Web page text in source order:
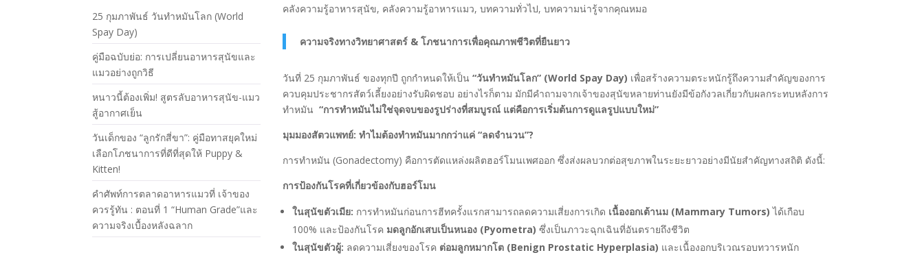
25 กุมภาพันธ์ วันทำหมันโลก (World
Spay Day)
คู่มือฉบับย่อ: การเปลี่ยนอาหารสุนัขและ
แมวอย่างถูกวิธี
หนาวนี้ต้องเพิ่ม! สูตรลับอาหารสุนัข-แมว
สู้อากาศเย็น
วันเด็กของ “ลูกรักสี่ขา”: คู่มือทาสยุคใหม่
เลือกโภชนาการที่ดีที่สุดให้ Puppy &
Kitten!
คำศัพท์การตลาดอาหารแมวที่ เจ้าของ
ควรรู้ทัน : ตอนที่ 1 “Human Grade”และ
ความจริงเบื้องหลังฉลาก
คลังความรู้อาหารสุนัข, คลังความรู้อาหารแมว,บทความทั่วไป,บทความน่ารู้จากคุณหมอ
ความจริงทางวิทยาศาสตร์ &โภชนาการเพื่อคุณภาพชีวิตที่ยืนยาว
วันที่ 25 กุมภาพันธ์ ของทุกปี ถูกกำหนดให้เป็น“วันทำหมันโลก” (World Spay Day) เพื่อสร้างความตระหนักรู้ถึงความสำคัญของการ
ควบคุมประชากรสัตว์เลี้ยงอย่างรับผิดชอบ อย่างไรก็ตาม มักมีคำถามจากเจ้าของสุนัขหลายท่านยังมีข้อกังวลเกี่ยวกับผลกระทบหลังการ
ทำหมัน“การทำหมันไม่ใช่จุดจบของรูปร่างที่สมบูรณ์ แต่คือการเริ่มต้นการดูแลรูปแบบใหม่”
มุมมองสัตวแพทย์: ทำไมต้องทำหมันมากกว่าแค่ “ลดจำนวน”?
การทำหมัน (Gonadectomy) คือการตัดแหล่งผลิตฮอร์โมนเพศออก ซึ่งส่งผลบวกต่อสุขภาพในระยะยาวอย่างมีนัยสำคัญทางสถิติ ดังนี้:
การป้องกันโรคที่เกี่ยวข้องกับฮอร์โมน
ในสุนัขตัวเมีย: การทำหมันก่อนการฮีทครั้งแรกสามารถลดความเสี่ยงการเกิด เนื้องอกเต้านม (Mammary Tumors) ได้เกือบ
100% และป้องกันโรค มดลูกอักเสบเป็นหนอง (Pyometra) ซึ่งเป็นภาวะฉุกเฉินที่อันตรายถึงชีวิต
ในสุนัขตัวผู้: ลดความเสี่ยงของโรค ต่อมลูกหมากโต (Benign Prostatic Hyperplasia) และเนื้องอกบริเวณรอบทวารหนัก